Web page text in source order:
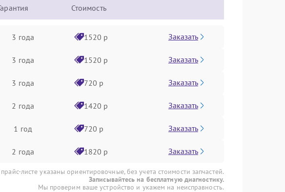
Стоимость
3 года 1520 р Заказать
3 года 1520 р Заказать
3 года 720 р Заказать
2 года 1420 р Заказать
1 год 720 р Заказать
2 года 1820 р Заказать
листе указаны ориентировочные, без учета стоимости запчастей.
Записывайтесь на бесплатную диагностику.
Мы проверим ваше устройство и укажем на неисправность.